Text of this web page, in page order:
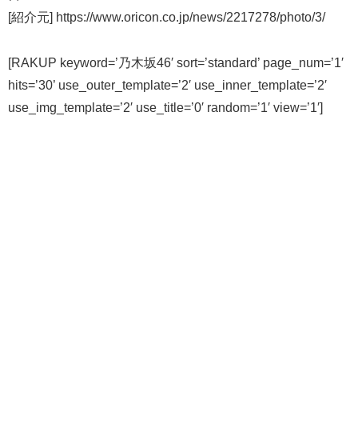
[紹介元] https://www.oricon.co.jp/news/2217278/photo/3/
[RAKUP keyword=’乃木坂46′ sort=’standard’ page_num=’1′
hits=’30’ use_outer_template=’2′ use_inner_template=’2′
use_img_template=’2′ use_title=’0′ random=’1′ view=’1′]